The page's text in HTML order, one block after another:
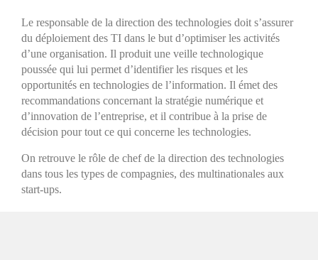
Le responsable de la direction des technologies doit s’assurer
du déploiement des TI dans le but d’optimiser les activités
d’une organisation. Il produit une veille technologique
poussée qui lui permet d’identifier les risques et les
opportunités en technologies de l’information. Il émet des
recommandations concernant la stratégie numérique et
d’innovation de l’entreprise, et il contribue à la prise de
décision pour tout ce qui concerne les technologies.
On retrouve le rôle de chef de la direction des technologies
dans tous les types de compagnies, des multinationales aux
start-ups.